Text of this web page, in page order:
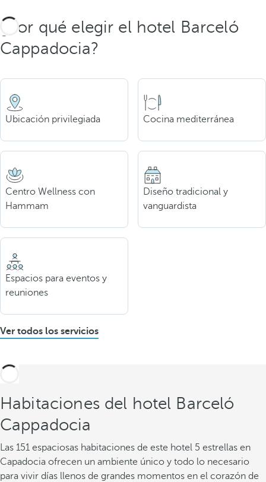
¿Por qué elegir el hotel Barceló
Cappadocia?
Ubicación privilegiada Cocina mediterránea
Centro Wellness con
Hammam
Diseño tradicional y
vanguardista
Espacios para eventos y
reuniones
Ver todos los servicios
Habitaciones del hotel Barceló
Cappadocia
Las 151 espaciosas habitaciones de este hotel 5 estrellas en
Capadocia ofrecen un ambiente único y todo lo necesario
para vivir días llenos de grandes momentos en el corazón de